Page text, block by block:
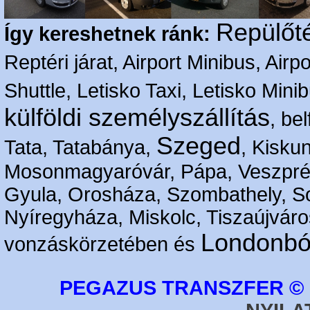
Így kereshetnek ránk:
Reptéri járat, Airport Minibus,
Shuttle, Letisko Taxi, Letisko
külföldi személyszállítás,
Tata, Tatabánya, Szeged ,
Mosonmagyaróvár, Pápa,
Gyula, Orosháza, Szombathely,
Nyíregyháza, Miskolc,
vonzáskörzetében és
PEGAZUS TRANSZFER ©